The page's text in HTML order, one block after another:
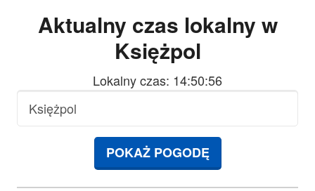
Aktualny czas lokalny w
Księżpol
Lokalny czas: 14:50:57
POKAŻ POGODĘ